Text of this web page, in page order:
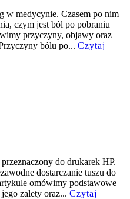
w medycynie. Czasem po nim
czym jest ból po pobraniu
przyczyny, objawy oraz
bólu po... Czytaj
do drukarek HP.
dostarczanie tuszu do
omówimy podstawowe
zalety oraz... Czytaj